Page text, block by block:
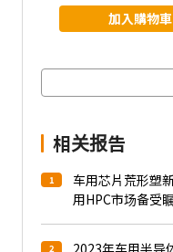
加入購物車
相关报告
1
车用芯片荒形塑
用HPC市场备受
2
2023年车用半